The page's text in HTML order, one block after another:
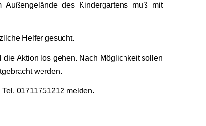
des Kindergartens muß mit
Helfer gesucht.
Aktion los gehen. Nach Möglichkeit sollen
werden.
01711751212 melden.